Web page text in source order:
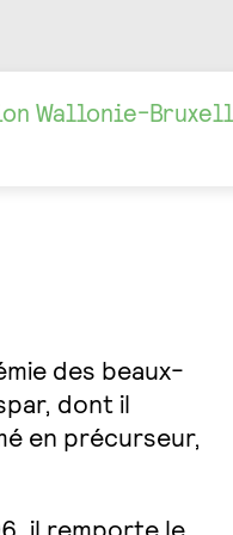
Wallonie-
des beaux-
dont il
en précurseur,